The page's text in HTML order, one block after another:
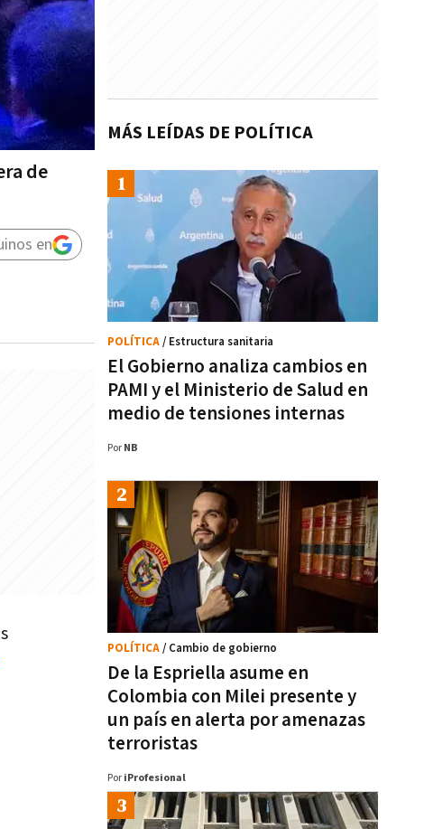
de
en
MÁS LEÍDAS DE POLÍTICA
El Gobierno analiza cambios en
PAMI y el Ministerio de Salud en
medio de tensiones internas
POLÍTICA/ Estructura sanitaria
Por NB
De la Espriella asume en
Colombia con Milei presente y
un país en alerta por amenazas
terroristas
POLÍTICA/ Cambio de gobierno
Por iProfesional